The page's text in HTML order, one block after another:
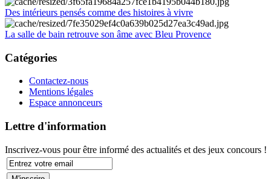
Des intérieurs pensés comme des histoires à vivre
La salle de bain retrouve son âme avec Bleu Provence
Catégories
Contactez-nous
Mentions légales
Espace annonceurs
Lettre d'information
Inscrivez-vous pour être informé des actualités et des jeux concours !